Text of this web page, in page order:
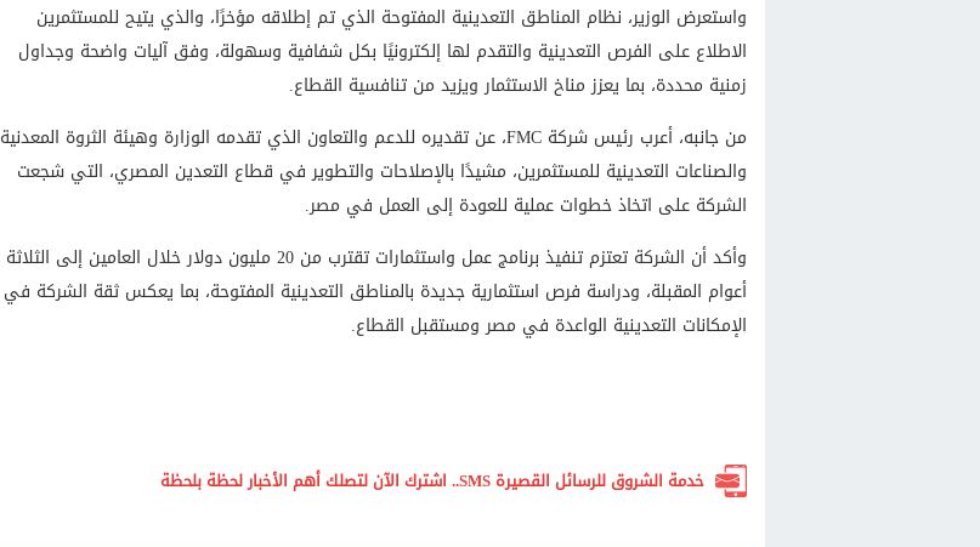
واستعرض الوزير، نظام المناطق التعدينية المفتوحة الذي تم إطلاقه مؤخرًا، والذي يتيح للمستثمرين
الاطلاع على الفرص التعدينية والتقدم لها إلكترونيًا بكل شفافية وسهولة، وفق آليات واضحة وجداول
زمنية محددة، بما يعزز مناخ الاستثمار ويزيد من تنافسية القطاع.
من جانبه، أعرب رئيس شركة FMC، عن تقديره للدعم والتعاون الذي تقدمه الوزارة وهيئة الثروة المعدنية
والصناعات التعدينية للمستثمرين، مشيدًا بالإصلاحات والتطوير في قطاع التعدين المصري، التي شجعت
الشركة على اتخاذ خطوات عملية للعودة إلى العمل في مصر.
وأكد أن الشركة تعتزم تنفيذ برنامج عمل واستثمارات تقترب من 20 مليون دولار خلال العامين إلى الثلاثة
أعوام المقبلة، ودراسة فرص استثمارية جديدة بالمناطق التعدينية المفتوحة، بما يعكس ثقة الشركة في
الإمكانات التعدينية الواعدة في مصر ومستقبل القطاع.
خدمة الشروق للرسائل القصيرة SMS.. اشترك الآن لتصلك أهم الأخبار لحظة بلحظة